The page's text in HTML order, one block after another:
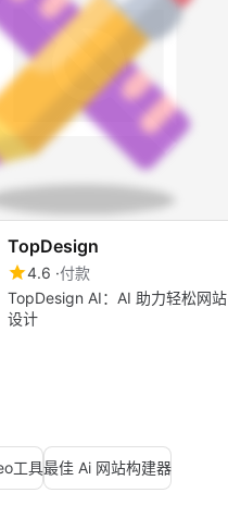
TopDesign
4.6 付款
TopDesign AI：AI 助力轻松网站
设计
工具最佳 Ai 网站构建器